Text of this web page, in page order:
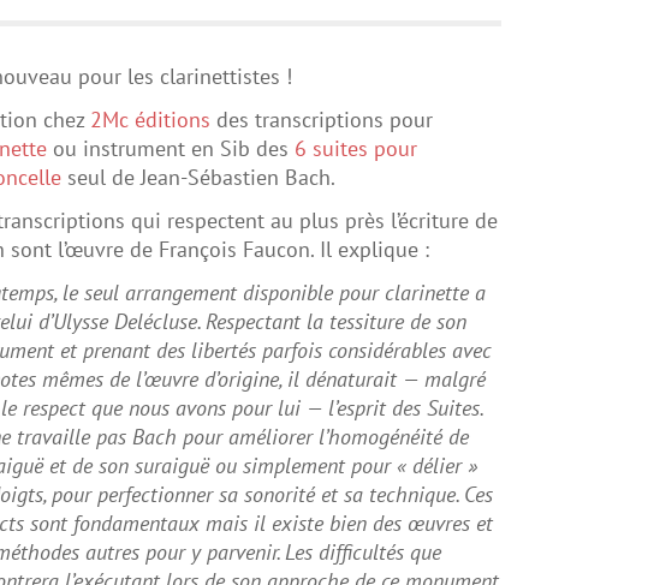
pour les clarinettistes !
chez 2Mc éditions des transcriptions pour
ou instrument en Sib des 6 suites pour
seul de Jean-Sébastien Bach.
qui respectent au plus près l’écriture de
sont l’œuvre de François Faucon. Il explique :
le seul arrangement disponible pour clarinette a
d’Ulysse Delécluse. Respectant la tessiture de son
et prenant des libertés parfois considérables avec
mêmes de l’œuvre d’origine, il dénaturait — malgré
respect que nous avons pour lui — l’esprit des Suites.
travaille pas Bach pour améliorer l’homogénéité de
et de son suraiguë ou simplement pour « délier »
pour perfectionner sa sonorité et sa technique. Ces
sont fondamentaux mais il existe bien des œuvres et
autres pour y parvenir. Les difficultés que